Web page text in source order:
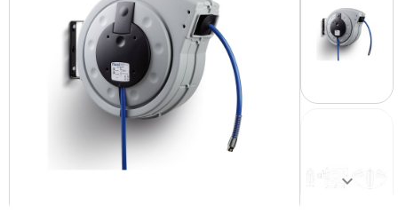
keyboard_arrow_right